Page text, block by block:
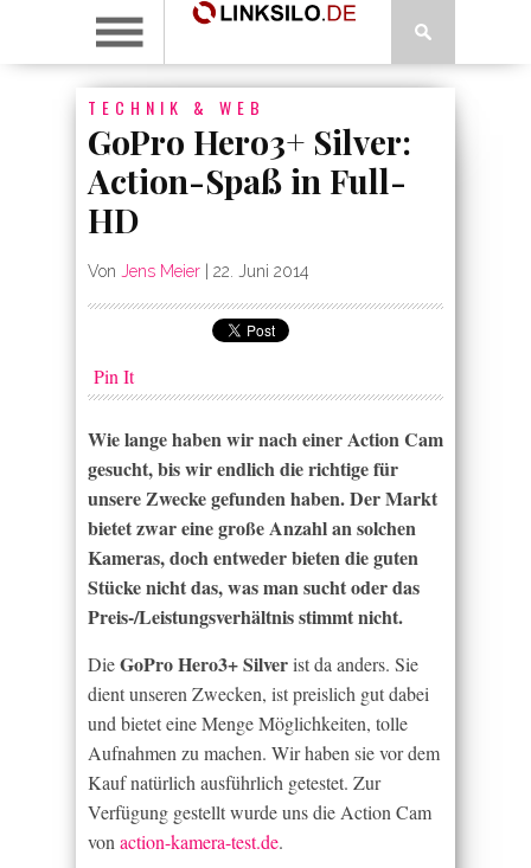
TECHNIK & WEB
GoPro Hero3+ Silver:
Action-Spaß in Full-
HD
Von Jens Meier 22. Juni 2014
Pin It
Wie lange haben wir nach einer Action Cam
gesucht, bis wir endlich die richtige für
unsere Zwecke gefunden haben. Der Markt
bietet zwar eine große Anzahl an solchen
Kameras, doch entweder bieten die guten
Stücke nicht das, was man sucht oder das
Preis-/Leistungsverhältnis stimmt nicht.
DieGoPro Hero3+ Silverist da anders. Sie
dient unseren Zwecken, ist preislich gut dabei
und bietet eine Menge Möglichkeiten, tolle
Aufnahmen zu machen. Wir haben sie vor dem
Kauf natürlich ausführlich getestet. Zur
Verfügung gestellt wurde uns die Action Cam
von action-kamera-test.de.